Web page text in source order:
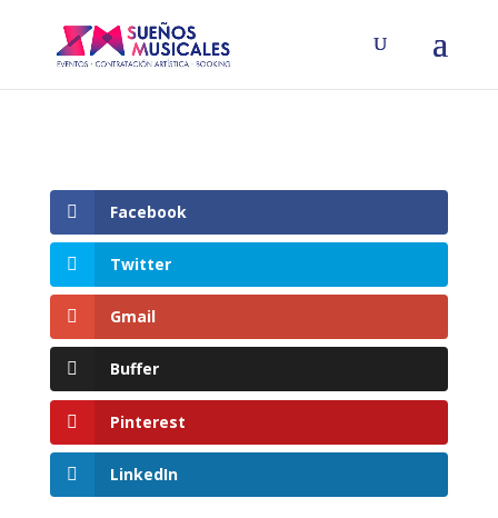
Facebook
Twitter
Gmail
Buffer
Pinterest
LinkedIn